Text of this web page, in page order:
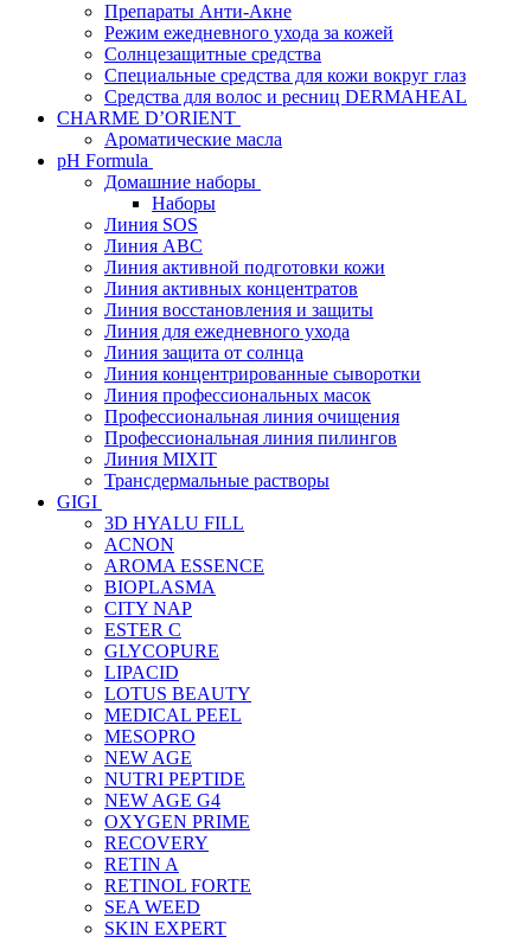
Препараты Анти-Акне
Режим ежедневного ухода за кожей
Солнцезащитные средства
Специальные средства для кожи вокруг глаз
Средства для волос и ресниц DERMAHEAL
CHARME D’ORIENT
Ароматические масла
pH Formula
Домашние наборы
Наборы
Линия SOS
Линия АВС
Линия активной подготовки кожи
Линия активных концентратов
Линия восстановления и защиты
Линия для ежедневного ухода
Линия защита от солнца
Линия концентрированные сыворотки
Линия профессиональных масок
Профессиональная линия очищения
Профессиональная линия пилингов
Линия MIXIT
Трансдермальные растворы
GIGI
3D HYALU FILL
ACNON
AROMA ESSENCE
BIOPLASMA
CITY NAP
ESTER C
GLYCOPURE
LIPACID
LOTUS BEAUTY
MEDICAL PEEL
MESOPRO
NEW AGE
NUTRI PEPTIDE
NEW AGE G4
OXYGEN PRIME
RECOVERY
RETIN A
RETINOL FORTE
SEA WEED
SKIN EXPERT